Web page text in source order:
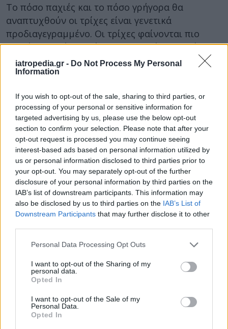
iatropedia.gr - Do Not Process My Personal
Information
If you wish to opt-out of the sale, sharing to third parties, or
processing of your personal or sensitive information for
targeted advertising by us, please use the below opt-out
section to confirm your selection. Please note that after your
opt-out request is processed you may continue seeing
interest-based ads based on personal information utilized by
us or personal information disclosed to third parties prior to
your opt-out. You may separately opt-out of the further
disclosure of your personal information by third parties on the
IAB’s list of downstream participants. This information may
also be disclosed by us to third parties on the IAB’s List of
Downstream Participants that may further disclose it to other
Personal Data Processing Opt Outs
I want to opt-out of the Sharing of my
personal data.
Opted In
I want to opt-out of the Sale of my
Personal Data.
Opted In
Το πόσο παχιές και το πόσο γρήγορα θα
αναπτυχθούν οι τρίχες είναι γενετικά
προδιαγεγραμμένο. Οι τρίχες φαίνονται πιο
παχιές επειδή στο ξύρισμα τις βλέπουμε δίπλα
στη λεπτή λεπίδα…
βίντεο σοκ: νοσοκόμοι ερωτοτροπούν μεταξύ